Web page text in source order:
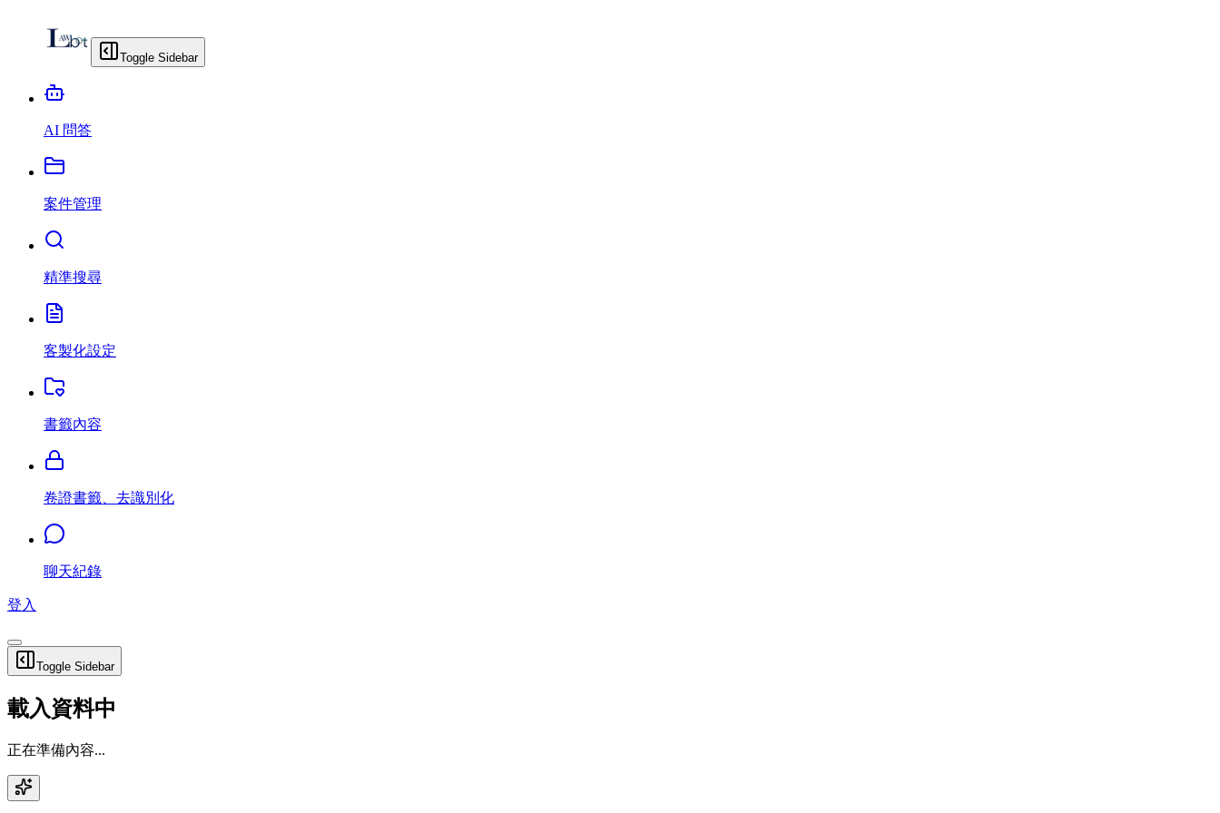
Toggle Sidebar
AI 問答
案件管理
精準搜尋
客製化設定
書籤內容
卷證書籤、去識別化
聊天紀錄
登入
Toggle Sidebar
載入資料中
正在準備內容...